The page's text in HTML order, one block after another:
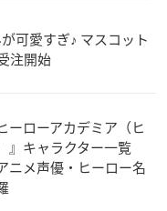
可愛すぎ♪ マスコット
注開始
ーローアカデミア（ヒ
』キャラクター一覧
ニメ声優・ヒーロー名